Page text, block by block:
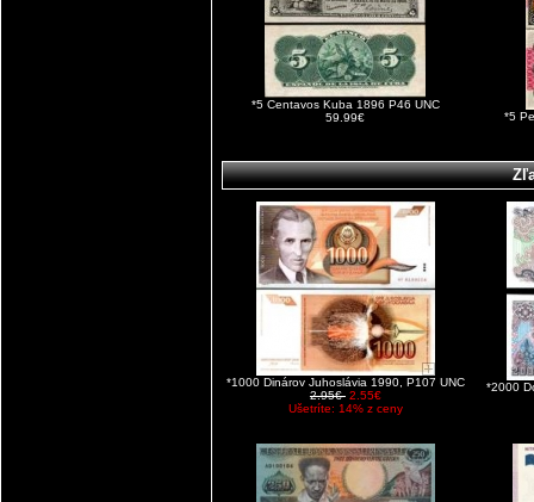
*5 Centavos Kuba 1896 P46 UNC
59.99€
*5
*1000 Dinárov Juhoslávia 1990, P107 UNC
2.95€ 2.55€
Ušetríte: 14% z ceny
*2000